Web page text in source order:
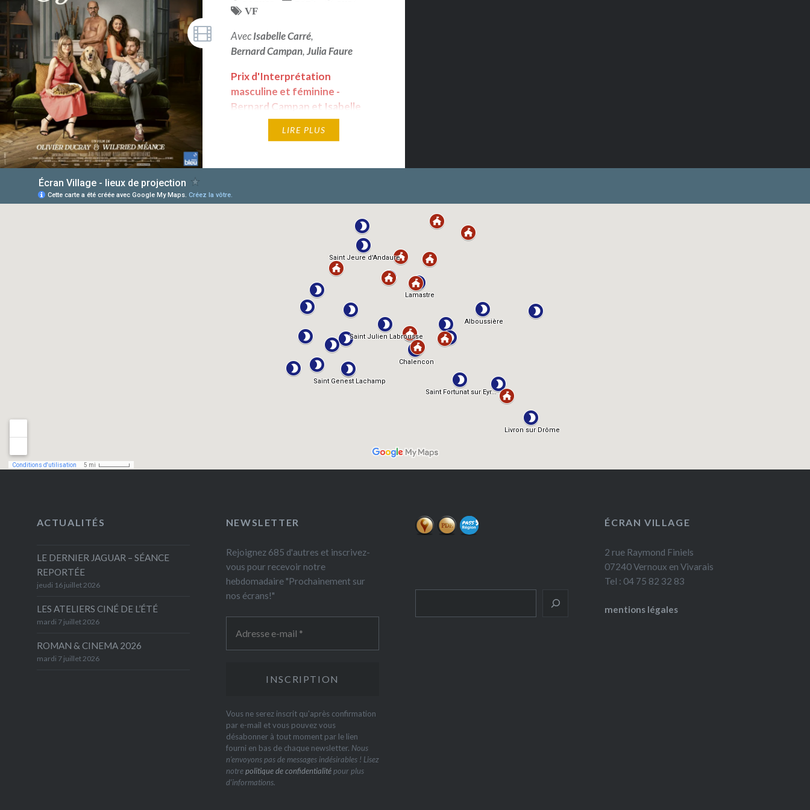
VF
AvecIsabelle Carré,
Bernard Campan,Julia Faure
Prix d'Interprétation
masculine et féminine -
Bernard Campan et Isabelle
Carré - Prix du jury - Festival
International de Comédie de
LIRE PLUS
ACTUALITÉS
LE DERNIER JAGUAR – SÉANCE
REPORTÉE
jeudi 16 juillet 2026
LES ATELIERS CINÉ DE L’ÉTÉ
mardi 7 juillet 2026
ROMAN & CINEMA 2026
mardi 7 juillet 2026
NEWSLETTER
Rejoignez 685 d'autres et inscrivez-
vous pour recevoir notre
hebdomadaire "Prochainement sur
nos écrans!"
Vous ne serez inscrit qu'après confirmation
par e-mail et vous pouvez vous
désabonner à tout moment par le lien
fourni en bas de chaque newsletter. Nous
n’envoyons pas de messages indésirables ! Lisez
notrepolitique de confidentialitépour plus
d’informations.
ÉCRAN VILLAGE
2 rue Raymond Finiels
07240 Vernoux en Vivarais
Tel : 04 75 82 32 83
mentions légales